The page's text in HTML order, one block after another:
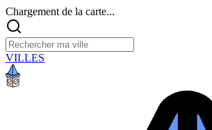
Chargement de la carte...
VILLES